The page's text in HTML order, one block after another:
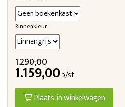
Binnenkleur
1.290,00
1.159,00p/st
Plaats in winkelwagen